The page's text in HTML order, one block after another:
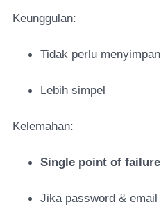
Keunggulan:
Tidak perlu
Lebih simpel
Kelemahan:
Single point of failure
Jika password & email